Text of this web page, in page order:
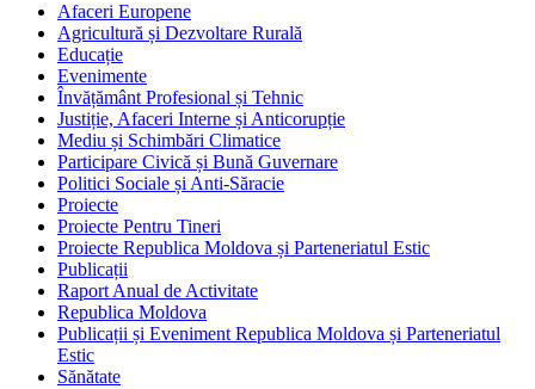
Afaceri Europene
Agricultură și Dezvoltare Rurală
Educație
Evenimente
Învățământ Profesional și Tehnic
Justiție, Afaceri Interne și Anticorupție
Mediu și Schimbări Climatice
Participare Civică și Bună Guvernare
Politici Sociale și Anti-Săracie
Proiecte
Proiecte Pentru Tineri
Proiecte Republica Moldova și Parteneriatul Estic
Publicații
Raport Anual de Activitate
Republica Moldova
Publicații și Eveniment Republica Moldova și Parteneriatul
Estic
Sănătate